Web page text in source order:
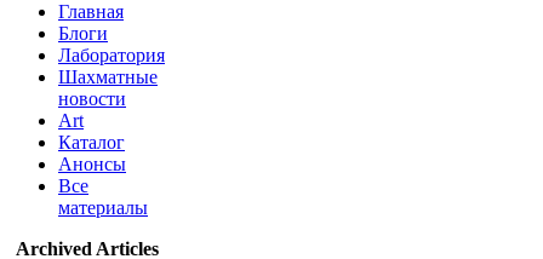
Главная
Блоги
Лаборатория
Шахматные
новости
Art
Каталог
Анонсы
Все
материалы
Archived Articles